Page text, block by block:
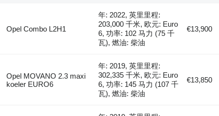
Opel Combo L2H1
年: 2022, 英里里程:
203,000 千米, 欧元: Euro
6, 功率: 102 马力 (75 千
瓦), 燃油: 柴油
€13,900
Opel MOVANO 2.3 maxi
koeler EURO6
年: 2019, 英里里程:
302,335 千米, 欧元: Euro
6, 功率: 145 马力 (107 千
瓦), 燃油: 柴油
€13,850